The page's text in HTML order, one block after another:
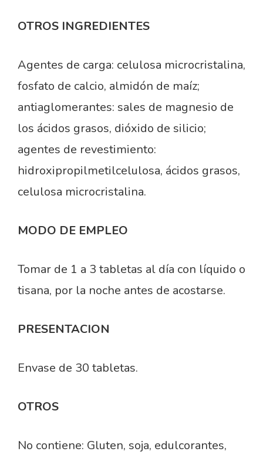
OTROS INGREDIENTES
Agentes de carga: celulosa microcristalina,
fosfato de calcio, almidón de maíz;
antiaglomerantes: sales de magnesio de
los ácidos grasos, dióxido de silicio;
agentes de revestimiento:
hidroxipropilmetilcelulosa, ácidos grasos,
celulosa microcristalina.
MODO DE EMPLEO
Tomar de 1 a 3 tabletas al día con líquido o
tisana, por la noche antes de acostarse.
PRESENTACION
Envase de 30 tabletas.
OTROS
No contiene: Gluten, soja, edulcorantes,